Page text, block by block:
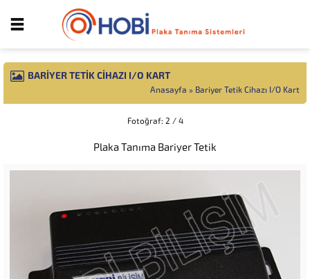
BARIYER TETIK CIHAZI I/O KART
Anasayfa » Bariyer Tetik Cihazı I/O Kart
Fotoğraf: 2 / 4
Plaka Tanıma Bariyer Tetik